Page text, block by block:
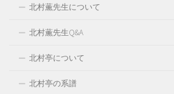
北村薫先生について
北村薫先生Q&A
北村亭について
北村亭の系譜